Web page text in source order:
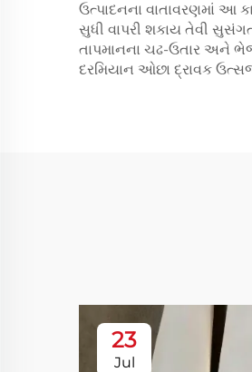
ઉત્પાદનના વાતાવરણમાં આ
સુધી વાપરી શકાય તેવી
તાપમાનના ચઢ-ઉતાર અને
દરમિયાન ઓછા દ્રાવક
23
Jul